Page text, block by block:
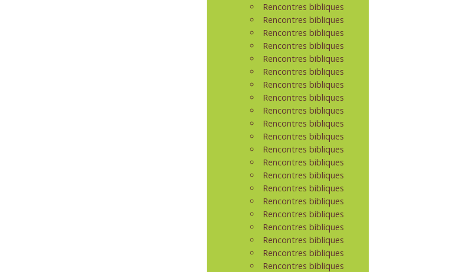
Rencontres bibliques
Rencontres bibliques
Rencontres bibliques
Rencontres bibliques
Rencontres bibliques
Rencontres bibliques
Rencontres bibliques
Rencontres bibliques
Rencontres bibliques
Rencontres bibliques
Rencontres bibliques
Rencontres bibliques
Rencontres bibliques
Rencontres bibliques
Rencontres bibliques
Rencontres bibliques
Rencontres bibliques
Rencontres bibliques
Rencontres bibliques
Rencontres bibliques
Rencontres bibliques